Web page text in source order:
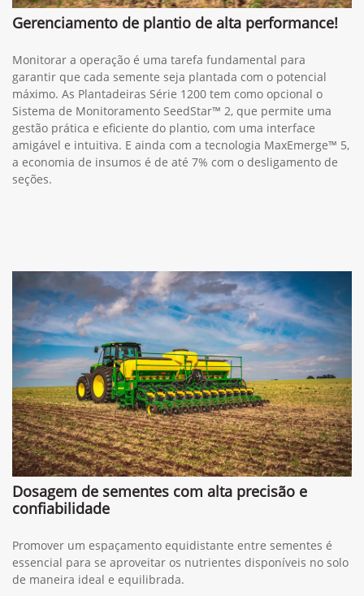
Gerenciamento de plantio de alta performance!
Monitorar a operação é uma tarefa fundamental para
garantir que cada semente seja plantada com o potencial
máximo. As Plantadeiras Série 1200 tem como opcional o
Sistema de Monitoramento SeedStar™ 2, que permite uma
gestão prática e eficiente do plantio, com uma interface
amigável e intuitiva. E ainda com a tecnologia MaxEmerge™ 5,
a economia de insumos é de até 7% com o desligamento de
seções.
Dosagem de sementes com alta precisão e
confiabilidade
Promover um espaçamento equidistante entre sementes é
essencial para se aproveitar os nutrientes disponíveis no solo
de maneira ideal e equilibrada.